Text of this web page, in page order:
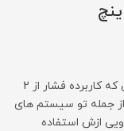
از شیرهای توپی با سیت فلزی میشه تو جاهایی که کاربرده فشار از 2
300+ استفاده کرد از جمله تو سیستم های
ازش استفاده